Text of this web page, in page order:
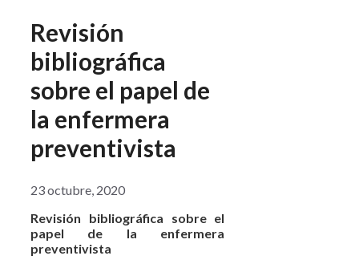
Revisión
bibliográfica
sobre el papel de
la enfermera
preventivista
23 octubre, 2020
Revisión bibliográfica sobre el
papel de la enfermera
preventivista